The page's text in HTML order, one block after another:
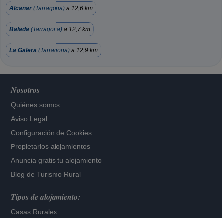
Alcanar (Tarragona) a 12,6 km
Balada (Tarragona) a 12,7 km
La Galera (Tarragona) a 12,9 km
Nosotros
Quiénes somos
Aviso Legal
Configuración de Cookies
Propietarios alojamientos
Anuncia gratis tu alojamiento
Blog de Turismo Rural
Tipos de alojamiento:
Casas Rurales